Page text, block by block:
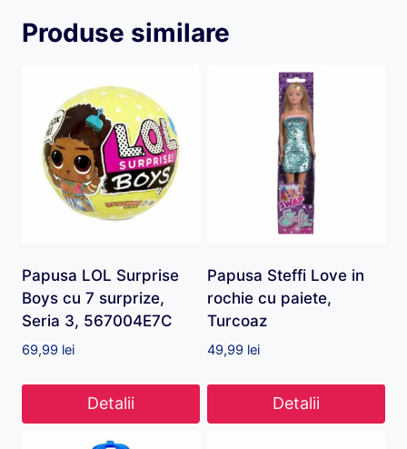
Produse similare
Papusa LOL Surprise
Boys cu 7 surprize,
Seria 3, 567004E7C
69,99 lei
Detalii
Papusa Steffi Love in
rochie cu paiete,
Turcoaz
49,99 lei
Detalii